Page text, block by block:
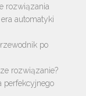
rozwiązania
automatyki
po
rozwiązanie?
perfekcyjnego